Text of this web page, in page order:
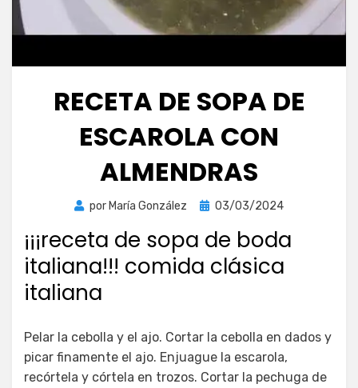
RECETA DE SOPA DE
ESCAROLA CON
ALMENDRAS
por María González
Publicada
03/03/2024
¡¡¡receta de sopa de boda
italiana!!! comida clásica
italiana
Pelar la cebolla y el ajo. Cortar la cebolla en dados y
picar finamente el ajo. Enjuague la escarola,
recórtela y córtela en trozos. Cortar la pechuga de